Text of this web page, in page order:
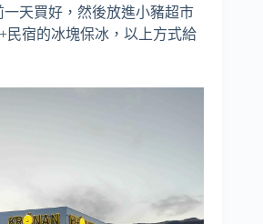
天買好，然後放進小豬超市
民宿的冰塊保冰，以上方式給